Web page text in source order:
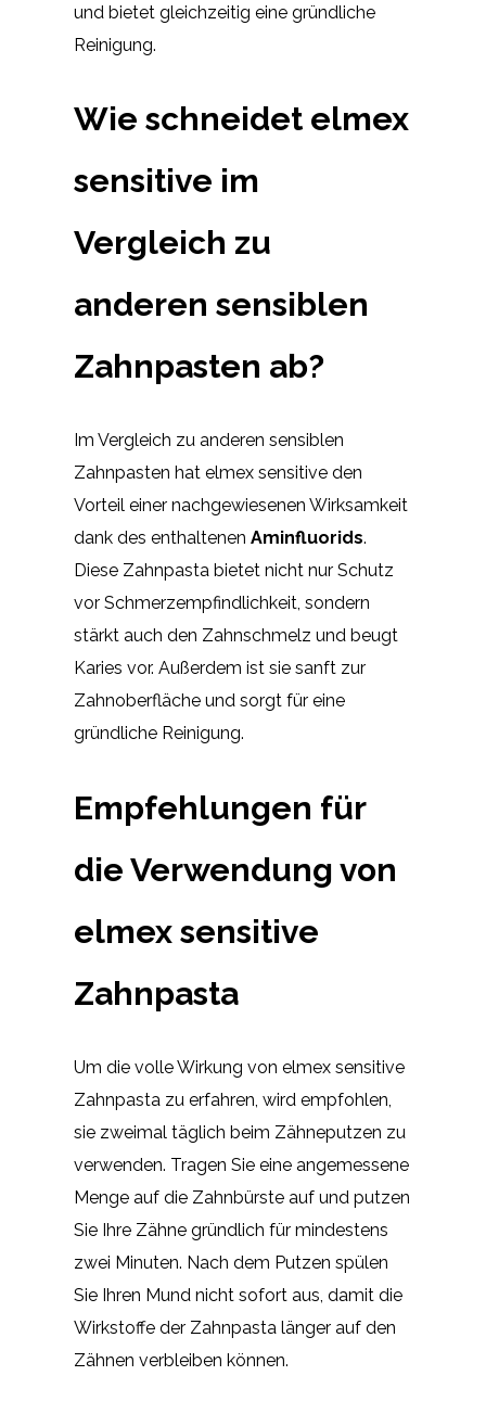
und bietet gleichzeitig eine gründliche
Reinigung.
Wie schneidet elmex
sensitive im
Vergleich zu
anderen sensiblen
Zahnpasten ab?
Im Vergleich zu anderen sensiblen
Zahnpasten hat elmex sensitive den
Vorteil einer nachgewiesenen Wirksamkeit
dank des enthaltenen Aminfluorids.
Diese Zahnpasta bietet nicht nur Schutz
vor Schmerzempfindlichkeit, sondern
stärkt auch den Zahnschmelz und beugt
Karies vor. Außerdem ist sie sanft zur
Zahnoberfläche und sorgt für eine
gründliche Reinigung.
Empfehlungen für
die Verwendung von
elmex sensitive
Zahnpasta
Um die volle Wirkung von elmex sensitive
Zahnpasta zu erfahren, wird empfohlen,
sie zweimal täglich beim Zähneputzen zu
verwenden. Tragen Sie eine angemessene
Menge auf die Zahnbürste auf und putzen
Sie Ihre Zähne gründlich für mindestens
zwei Minuten. Nach dem Putzen spülen
Sie Ihren Mund nicht sofort aus, damit die
Wirkstoffe der Zahnpasta länger auf den
Zähnen verbleiben können.